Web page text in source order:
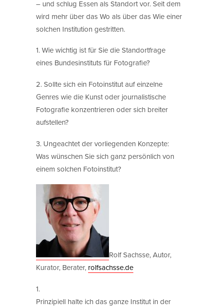
– und schlug Essen als Standort vor. Seit dem
wird mehr über das Wo als über das Wie einer
solchen Institution gestritten.
1. Wie wichtig ist für Sie die Standortfrage
eines Bundesinstituts für Fotografie?
2. Sollte sich ein Fotoinstitut auf einzelne
Genres wie die Kunst oder journalistische
Fotografie konzentrieren oder sich breiter
aufstellen?
3. Ungeachtet der vorliegenden Konzepte:
Was wünschen Sie sich ganz persönlich von
einem solchen Fotoinstitut?
Rolf Sachsse, Autor,
Kurator, Berater, rolfsachsse.de
1.
Prinzipiell halte ich das ganze Institut in der